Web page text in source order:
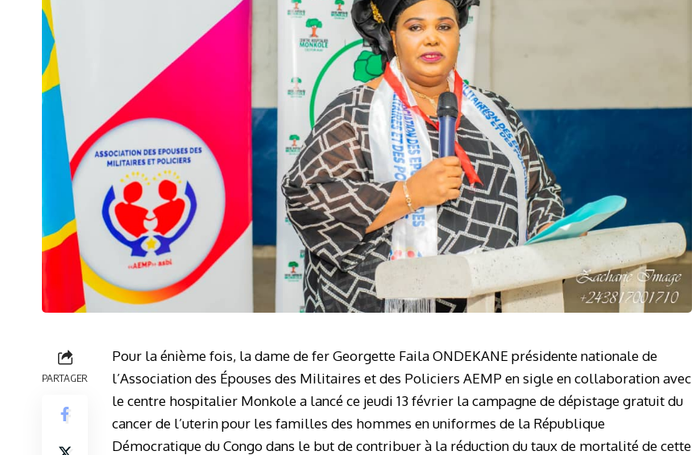
PARTAGER
Pour la énième fois, la dame de fer Georgette Faila ONDEKANE présidente nationale de
l’Association des Épouses des Militaires et des Policiers AEMP en sigle en collaboration avec
le centre hospitalier Monkole a lancé ce jeudi 13 février la campagne de dépistage gratuit du
cancer de l’uterin pour les familles des hommes en uniformes de la République
Démocratique du Congo dans le but de contribuer à la réduction du taux de mortalité de cette